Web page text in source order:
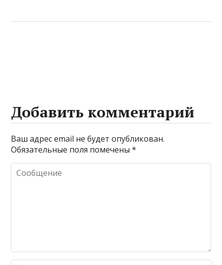
Добавить комментарий
Ваш адрес email не будет опубликован.
Обязательные поля помечены*